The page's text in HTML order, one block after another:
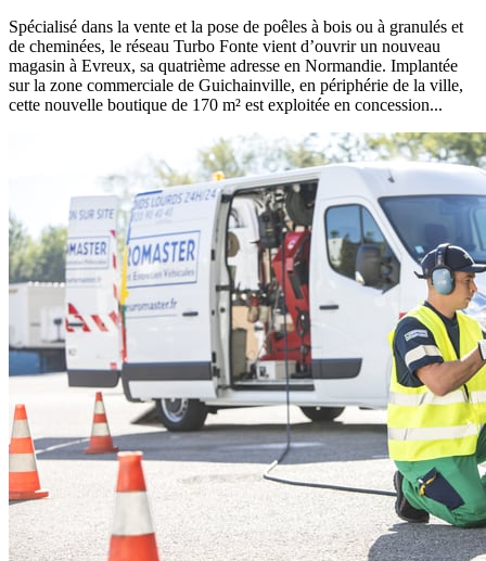
Spécialisé dans la vente et la pose de poêles à bois ou à granulés et
de cheminées, le réseau Turbo Fonte vient d’ouvrir un nouveau
magasin à Evreux, sa quatrième adresse en Normandie. Implantée
sur la zone commerciale de Guichainville, en périphérie de la ville,
cette nouvelle boutique de 170 m² est exploitée en concession...